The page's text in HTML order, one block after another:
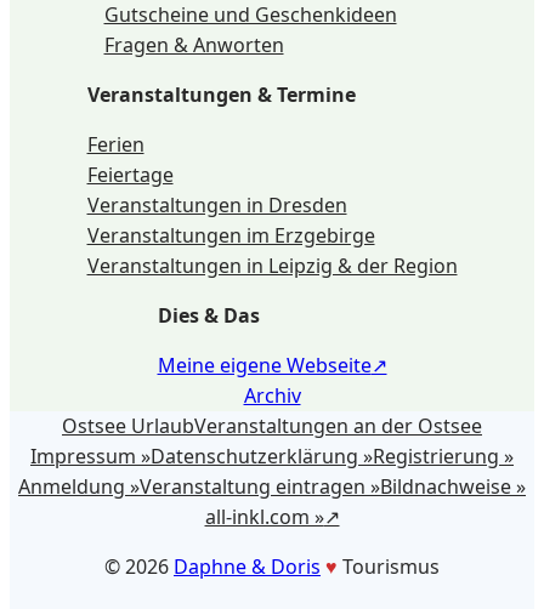
Gutscheine und Geschenkideen
Fragen & Anworten
Veranstaltungen & Termine
Ferien
Feiertage
Veranstaltungen in Dresden
Veranstaltungen im Erzgebirge
Veranstaltungen in Leipzig & der Region
Dies & Das
Meine eigene Webseite
Archiv
Ostsee UrlaubVeranstaltungen an der Ostsee
Impressum »Datenschutzerklärung »Registrierung »
Anmeldung »Veranstaltung eintragen »Bildnachweise »
all-inkl.com »
©️ 2026 Daphne & Doris ♥️ Tourismus